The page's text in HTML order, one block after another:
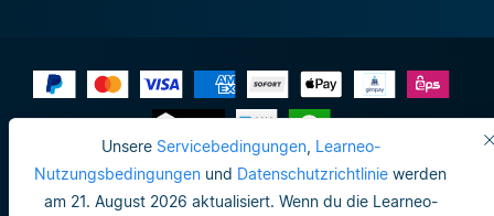
Unsere Servicebedingungen, Learneo-
Nutzungsbedingungen und Datenschutzrichtlinie werden
am 21. August 2026 aktualisiert. Wenn du die Learneo-
Impressum
Datenschutzrichtlinie